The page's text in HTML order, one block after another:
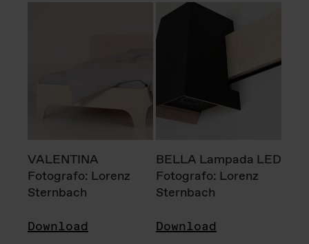
VALENTINA
Fotografo: Lorenz
Sternbach
Download
BELLA Lampada LED
Fotografo: Lorenz
Sternbach
Download